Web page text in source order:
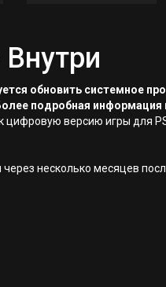
обновить системное
подробная
цифровую версию игры для
несколько месяцев